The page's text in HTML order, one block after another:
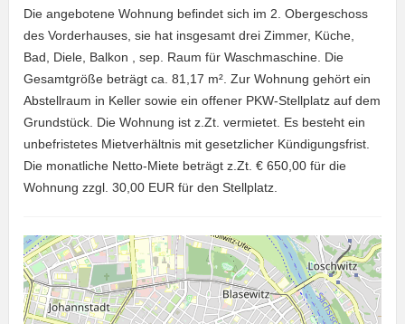
Die angebotene Wohnung befindet sich im 2. Obergeschoss
des Vorderhauses, sie hat insgesamt drei Zimmer, Küche,
Bad, Diele, Balkon , sep. Raum für Waschmaschine. Die
Gesamtgröße beträgt ca. 81,17 m². Zur Wohnung gehört ein
Abstellraum in Keller sowie ein offener PKW-Stellplatz auf dem
Grundstück. Die Wohnung ist z.Zt. vermietet. Es besteht ein
unbefristetes Mietverhältnis mit gesetzlicher Kündigungsfrist.
Die monatliche Netto-Miete beträgt z.Zt. € 650,00 für die
Wohnung zzgl. 30,00 EUR für den Stellplatz.